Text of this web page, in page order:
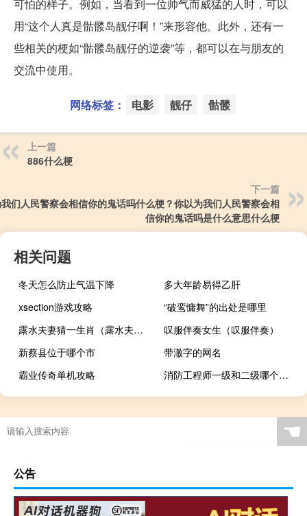
可怕的样子。例如，当看到一位帅气而威猛的人时，可以
用“这个人真是骷髅岛靓仔啊！”来形容他。此外，还有一
些相关的梗如“骷髅岛靓仔的逆袭”等，都可以在与朋友的
交流中使用。
网络标签： 电影 靓仔 骷髅
上一篇
886什么梗
下一篇
们人民警察会相信你的鬼话吗什么梗？你以为我们人民警察会相
信你的鬼话吗是什么意思什么梗
相关问题
冬天怎么防止气温下降
多大年龄易得乙肝
xsection游戏攻略
“破鸾慵舞”的出处是哪里
露水夫妻猜一生肖（露水夫妻猜一生肖）
叹服伴奏女生（叹服伴奏）
新蔡县位于哪个市
带澈字的网名
霸业传奇单机攻略
消防工程师一级和二级哪个级别高
☚
公告